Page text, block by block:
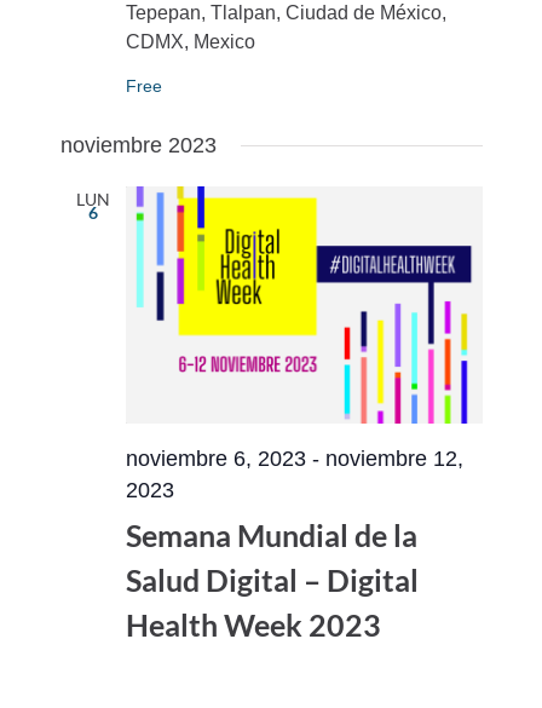
Tepepan, Tlalpan, Ciudad de México,
CDMX, Mexico
Free
noviembre 2023
LUN
6
noviembre 6, 2023- noviembre 12,
2023
Semana Mundial de la
Salud Digital – Digital
Health Week 2023